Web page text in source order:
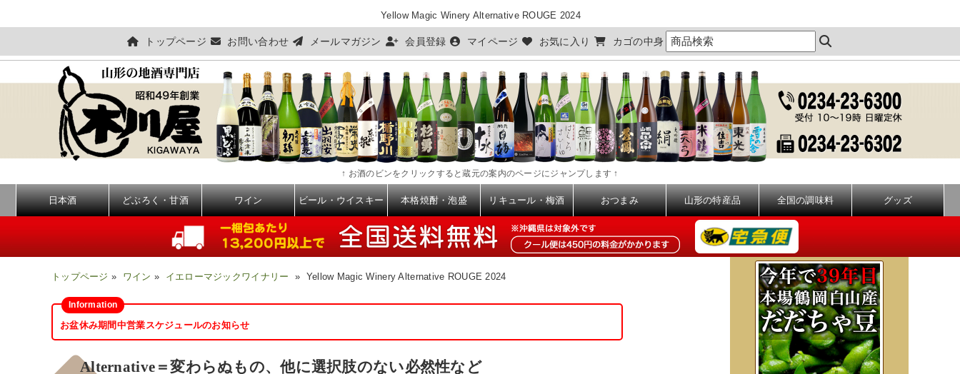
Yellow Magic Winery Alternative ROUGE 2024
トップページ お問い合わせ メールマガジン 会員登録 マイページ お気に入り カゴの中身
↑ お酒のビンをクリックすると蔵元の案内のページにジャンプします ↑
日本酒 どぶろく・甘酒 ワイン ビール・ウイスキー 本格焼酎・泡盛 リキュール・梅酒 おつまみ 山形の特産品 全国の調味料 グッズ
トップページ » ワイン » イエローマジックワイナリー » Yellow Magic Winery Alternative ROUGE 2024
お盆休み期間中営業スケジュールのお知らせ
Alternative＝変わらぬもの、他に選択肢のない必然性など